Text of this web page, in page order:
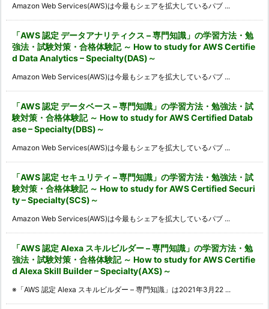
Amazon Web Services(AWS)は今最もシェアを拡大しているパブ ...
「AWS 認定 データアナリティクス – 専門知識」の学習方法・勉
強法・試験対策・合格体験記 ～ How to study for AWS Certifie
d Data Analytics – Specialty(DAS)～
Amazon Web Services(AWS)は今最もシェアを拡大しているパブ ...
「AWS 認定 データベース – 専門知識」の学習方法・勉強法・試
験対策・合格体験記 ～ How to study for AWS Certified Datab
ase – Specialty(DBS)～
Amazon Web Services(AWS)は今最もシェアを拡大しているパブ ...
「AWS 認定 セキュリティ – 専門知識」の学習方法・勉強法・試
験対策・合格体験記 ～ How to study for AWS Certified Securi
ty – Specialty(SCS)～
Amazon Web Services(AWS)は今最もシェアを拡大しているパブ ...
「AWS 認定 Alexa スキルビルダー – 専門知識」の学習方法・勉
強法・試験対策・合格体験記 ～ How to study for AWS Certifie
d Alexa Skill Builder – Specialty(AXS)～
※「AWS 認定 Alexa スキルビルダー – 専門知識」は2021年3月22 ...